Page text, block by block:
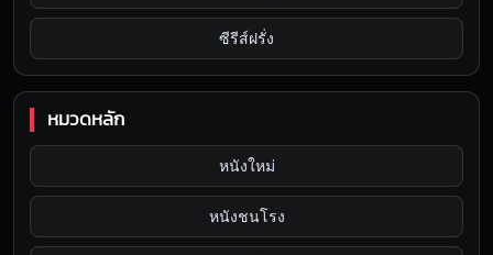
ซีรีส์ฝรั่ง
หมวดหลัก
หนังใหม่
หนังชนโรง